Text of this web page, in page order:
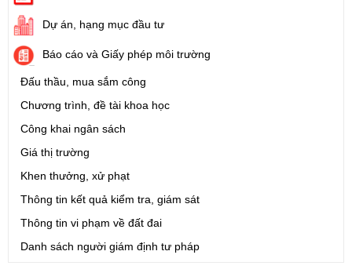
Dự án, hạng mục đầu tư
Báo cáo và Giấy phép môi trường
Đấu thầu, mua sắm công
Chương trình, đề tài khoa học
Công khai ngân sách
Giá thị trường
Khen thưởng, xử phạt
Thông tin kết quả kiểm tra, giám sát
Thông tin vi phạm về đất đai
Danh sách người giám định tư pháp